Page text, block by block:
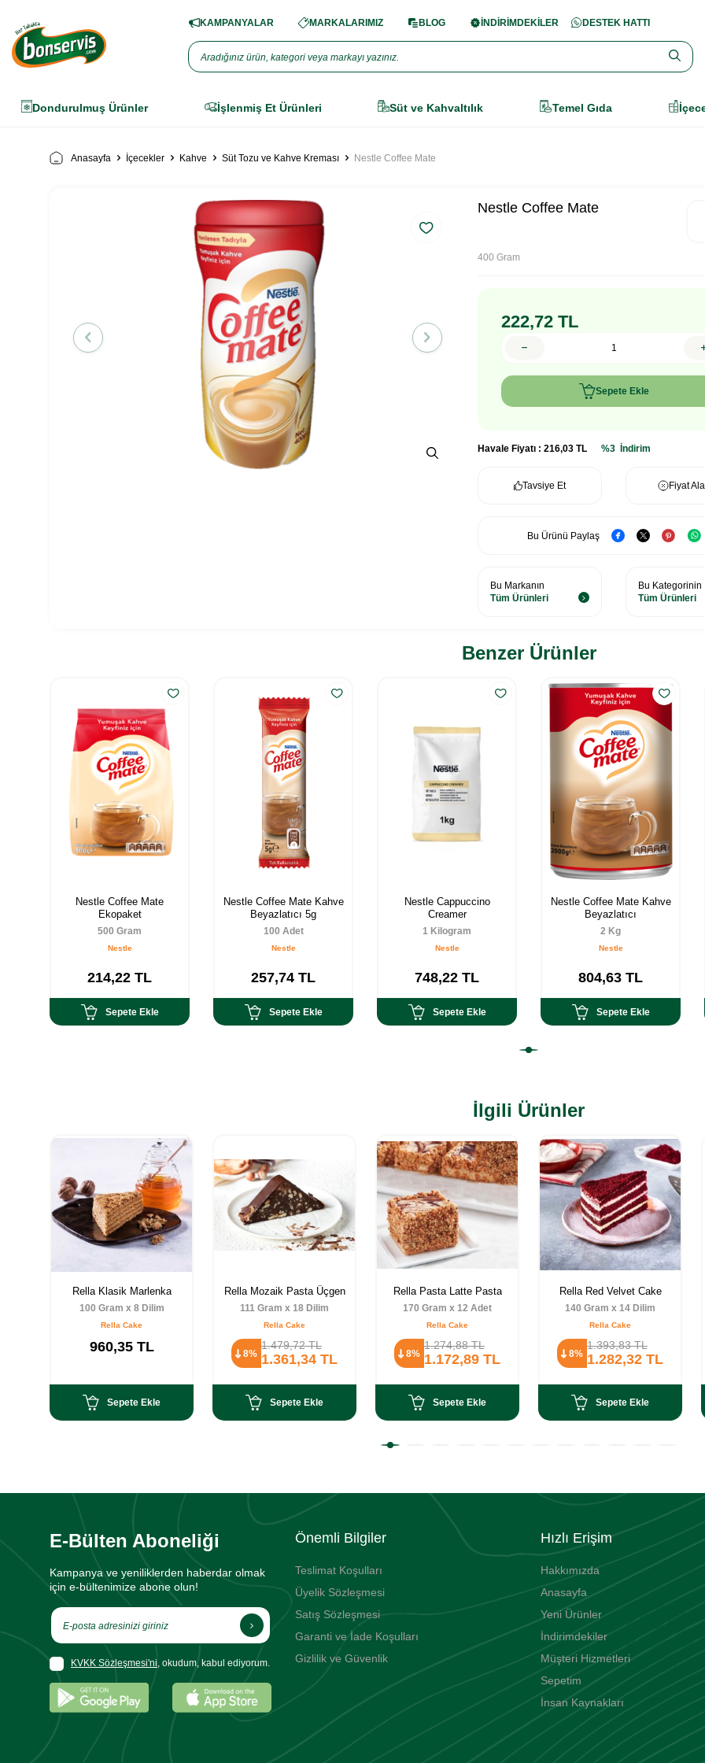
KAMPANYALAR MARKALARIMIZ BLOG İNDİRİMDEKİLER DESTEK HATTI
Dondurulmuş Ürünler İşlenmiş Et Ürünleri Süt ve Kahvaltılık Temel Gıda
Anasayfa İçecekler Kahve Süt Tozu ve Kahve Kreması Nestle Coffee Mate
Nestle Coffee Mate
400 Gram
222,72TL
Sepete Ekle
Havale Fiyatı : 216,03TL %3 İndirim
Tavsiye Et Fiyat
Bu Ürünü Paylaş
Bu Markanın
Tüm Ürünleri
Bu Kategorinin
Tüm Ürünleri
Benzer Ürünler
Nestle Coffee Mate
Ekopaket
500 Gram
Nestle
214,22 TL
Sepete Ekle
Nestle Coffee Mate Kahve
Beyazlatıcı 5g
100 Adet
Nestle
257,74 TL
Sepete Ekle
Nestle Cappuccino
Creamer
1 Kilogram
Nestle
748,22 TL
Sepete Ekle
Nestle Coffee Mate Kahve
Beyazlatıcı
2 Kg
Nestle
804,63 TL
Sepete Ekle
İlgili Ürünler
Rella Klasik Marlenka
100 Gram x 8 Dilim
Rella Cake
960,35TL
Sepete Ekle
Rella Mozaik Pasta Üçgen
111 Gram x 18 Dilim
Rella Cake
8%
1.479,72TL
1.361,34 TL
Sepete Ekle
Rella Pasta Latte Pasta
170 Gram x 12 Adet
Rella Cake
8%
1.274,88TL
1.172,89 TL
Sepete Ekle
Rella Red Velvet Cake
140 Gram x 14 Dilim
Rella Cake
8%
1.393,83TL
1.282,32 TL
Sepete Ekle
E-Bülten Aboneliği
Kampanya ve yeniliklerden haberdar olmak
için e-bültenimize abone olun!
KVKK Sözleşmesi'ni, okudum, kabul ediyorum.
Önemli Bilgiler
Teslimat Koşulları
Üyelik Sözleşmesi
Satış Sözleşmesi
Garanti ve İade Koşulları
Gizlilik ve Güvenlik
Hızlı Erişim
Hakkımızda
Anasayfa
Yeni Ürünler
İndirimdekiler
Müşteri Hizmetleri
Sepetim
İnsan Kaynakları